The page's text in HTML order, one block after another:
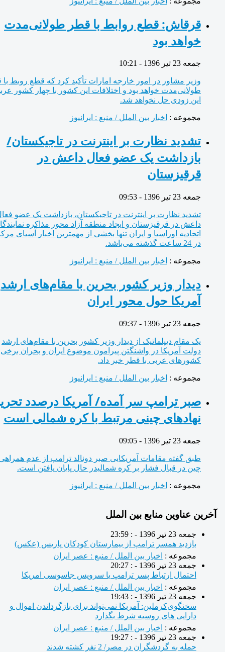
قرقاش: قطع روابط با قطر طولانی‌مدت
خواهد بود
جمعه 23 تیر 1396 - 10:21
وزیر مشاور در امور خارجه امارات تأکید کرد که قطع روبط با قطر
طولانی‌مدت خواهد بود و اختلافات این کشور با چهار کشور عربی به
این زودی حل نخواهد شد.
مجموعه :اخبار بین الملل / منبع : ایرانیوز
تشدید نظارت بر اینترنت در تاجیکستان/
بازداشت یک عضو فعال داعش در
قرقیزستان
جمعه 23 تیر 1396 - 09:53
تشدید نظارت بر اینترنت در تاجیکستان، بازداشت یک عضو فعال
داعش در قرقیزستان و ایجاد منطقه آزاد محور مذاکره نمایندگان
اتحادیه اوراسیا و ایران تنها بخشی از مهمترین اخبار آسیای مرکزی
مجموعه :اخبار بین الملل / منبع : ایرانیوز
دیدار وزیر کشور بحرین با مقام‌های ارشد
آمریکا حول محور ایران
جمعه 23 تیر 1396 - 09:37
یک مقام دیپلماتیک از دیدار وزیر کشور بحرین با مقام‌های ارشد
دولت آمریکا در واشنگتن پیرامون موضوع ایران و بحران برخی
کشورهای عربی با قطر خبر داد.
مجموعه :اخبار بین الملل / منبع : ایرانیوز
صبر ترامپ سر آمده/ آمریکا درصدد تحریم
نهادهای چینی مرتبط با کره شمالی است
جمعه 23 تیر 1396 - 09:05
طبق گفته مقامات آمریکایی صبر دونالد ترامپ از عدم همراهی
چین در قبال فشار بر کره شمالیدر حال پایان یافتن است.
مجموعه :اخبار بین الملل / منبع : ایرانیوز
عناوین منابع بین الملل
جمعه 23 تیر 1396 - : 23:59
بازدید همسر ترامپ از بیمارستان کودکان پاریس (عکس)
مجموعه :اخبار بین الملل / منبع : عصر ایران
جمعه 23 تیر 1396 - : 20:27
احتمال ارتباط پسر ترامپ با سرویس جاسوسی امریکا
مجموعه :اخبار بین الملل / منبع : عصر ایران
جمعه 23 تیر 1396 - : 19:43
سخنگوی‌کرملین: آمریکا نمی‌تواند برای بازگرداندن اموال و
دارایی های روسیه شرط بگذارد
مجموعه :اخبار بین الملل / منبع : عصر ایران
جمعه 23 تیر 1396 - : 19:27
حمله به گردشگران در مصر/ 2 نفر کشته شدند